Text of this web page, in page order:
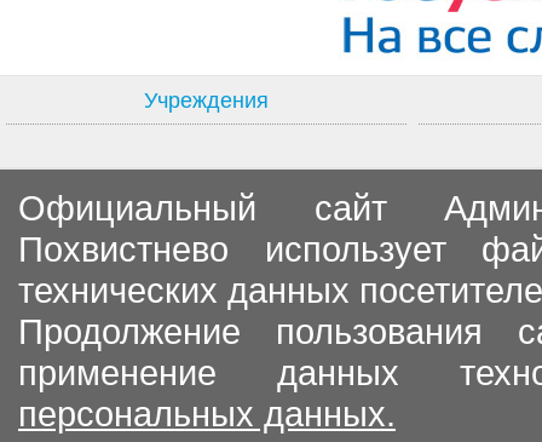
Учреждения
Официальный сайт
Похвистнево использует
технических данных
Продолжение пользования
применение данных
персональных данных.